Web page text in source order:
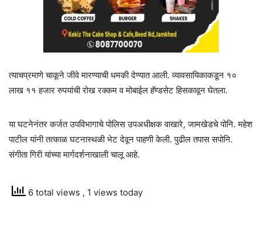
त्याचप्रमाणे चाकूने जीवे मारण्याची धमकी देण्यात आली. व्यावसायिकाकडून १०
लाख ११ हजार रुपयांची रोख रक्कम व मोबाईल हॅण्डसेट हिसकावून घेतला.
या घटनेनंतर कर्जत उपविभागाचे पोलिस उपअधीक्षक वाखारे, जामखेडचे पोनि. महेश
पाटील यांनी तत्काळ घटनास्थळी भेट देवून पाहणी केली. पुढील तपास सपोनि.
संगीता गिरी यांच्या मार्गदर्शनाखाली चालू आहे.
6 total views , 1 views today